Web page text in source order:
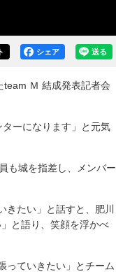
送る
シェア
Ｍ 結成発表記者会
ーになります」と元気
も城を指差し、メンバー
たい」と話すと、肥川
と語り、笑顔を浮かべ
っていきたい」とチーム